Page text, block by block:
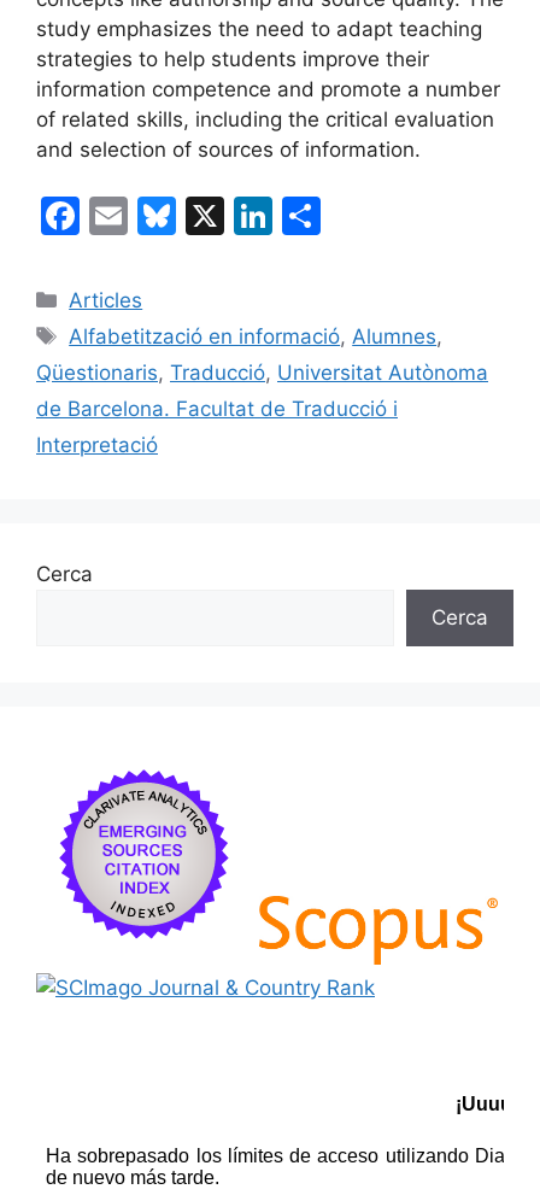
study emphasizes the need to adapt teaching
strategies to help students improve their
information competence and promote a number
of related skills, including the critical evaluation
and selection of sources of information.
F
c
e
b
o
o
E
ai
l
Bl
s
k
y
X
Li
e
dI
n
p
ar
te
Categories
Articles
Etiquetes
Alfabetització en informació, Alumnes,
Qüestionaris, Traducció, Universitat Autònoma
de Barcelona. Facultat de Traducció i
Interpretació
Cerca
Cerca